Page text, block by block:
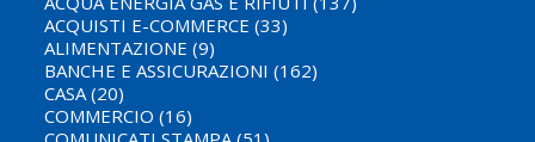
ACQUISTI E-COMMERCE (33)
ALIMENTAZIONE (9)
BANCHE E ASSICURAZIONI (162)
CASA (20)
COMMERCIO (16)